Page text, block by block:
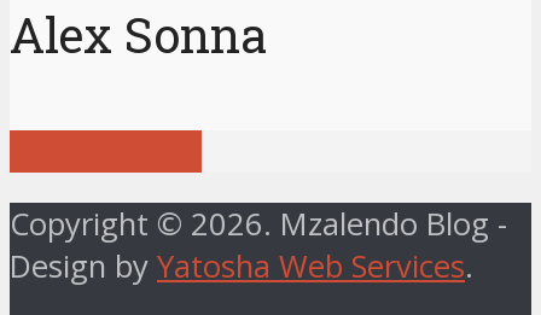
Alex Sonna
Copyright © 2026. Mzalendo Blog -
Design by Yatosha Web Services.